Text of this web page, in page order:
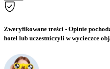
Zweryfikowane treści - Opinie
hotel lub uczestniczyli w wycieczce